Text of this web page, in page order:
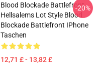
Blood Blockade Battlefront
Hellsalems Lot Style Blood
Blockade Battlefront IPhone
Taschen
12,71 £ - 13,82 £
-20%